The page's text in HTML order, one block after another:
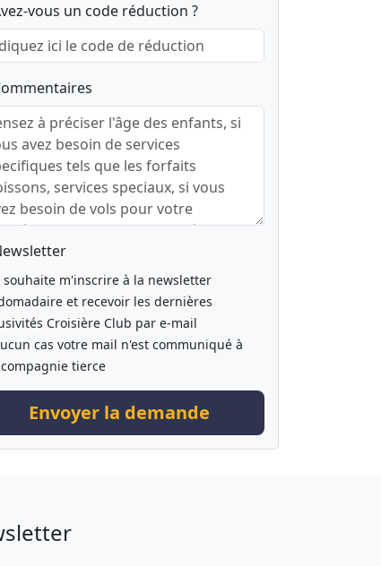
vous un code réduction ?
souhaite m'inscrire à la newsletter
et recevoir les dernières
Croisière Club par e-mail
cas votre mail n'est communiqué à
tierce
Envoyer la demande